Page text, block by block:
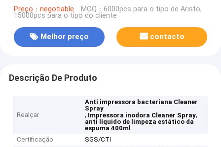
impressora anti
Preço：negotiable MOQ：6000pcs para o tipo de Aristo,
15000pcs para o tipo do cliente
Melhor preço contacto
Descrição De Produto
Realçar
Anti impressora bacteriana Cleaner
Spray
, Impressora inodora Cleaner Spray,
anti líquido de limpeza estático da
espuma 400ml
Certificação
SGS/CTI